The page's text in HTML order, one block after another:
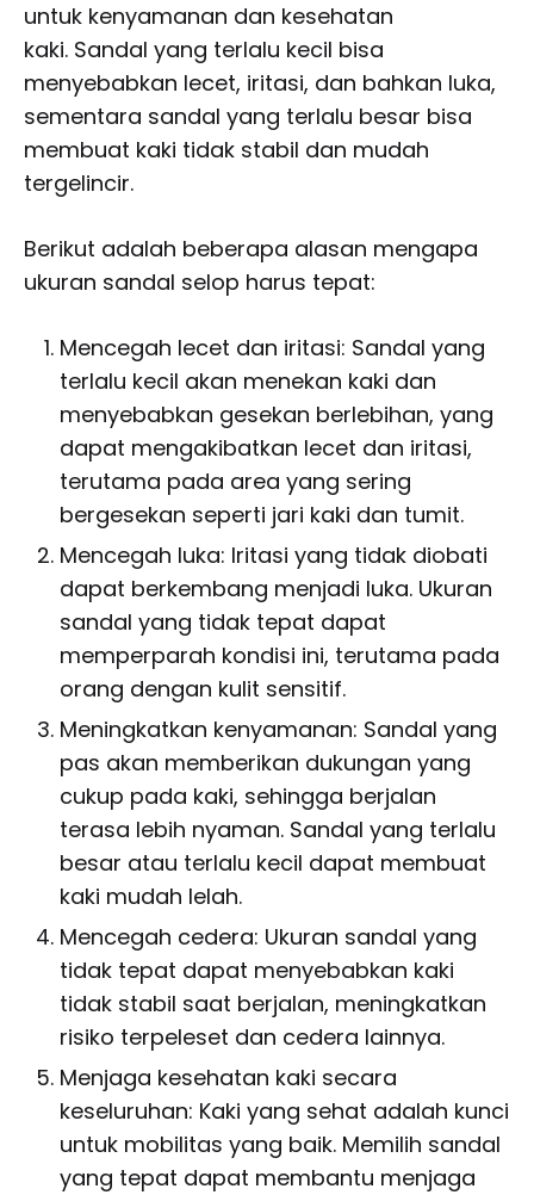
untuk kenyamanan dan kesehatan
kaki. Sandal yang terlalu kecil bisa
menyebabkan lecet, iritasi, dan bahkan luka,
sementara sandal yang terlalu besar bisa
membuat kaki tidak stabil dan mudah
tergelincir.
Berikut adalah beberapa alasan mengapa
ukuran sandal selop harus tepat:
Mencegah lecet dan iritasi: Sandal yang
terlalu kecil akan menekan kaki dan
menyebabkan gesekan berlebihan, yang
dapat mengakibatkan lecet dan iritasi,
terutama pada area yang sering
bergesekan seperti jari kaki dan tumit.
Mencegah luka: Iritasi yang tidak diobati
dapat berkembang menjadi luka. Ukuran
sandal yang tidak tepat dapat
memperparah kondisi ini, terutama pada
orang dengan kulit sensitif.
Meningkatkan kenyamanan: Sandal yang
pas akan memberikan dukungan yang
cukup pada kaki, sehingga berjalan
terasa lebih nyaman. Sandal yang terlalu
besar atau terlalu kecil dapat membuat
kaki mudah lelah.
Mencegah cedera: Ukuran sandal yang
tidak tepat dapat menyebabkan kaki
tidak stabil saat berjalan, meningkatkan
risiko terpeleset dan cedera lainnya.
Menjaga kesehatan kaki secara
keseluruhan: Kaki yang sehat adalah kunci
untuk mobilitas yang baik. Memilih sandal
yang tepat dapat membantu menjaga